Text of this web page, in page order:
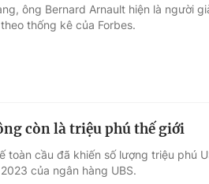
ông Bernard Arnault hiện là người
thống kê của Forbes.
còn là triệu phú thế giới
toàn cầu đã khiến số lượng triệu phú
của ngân hàng UBS.